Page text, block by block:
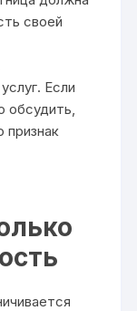
своей
Если
обсудить,
признак